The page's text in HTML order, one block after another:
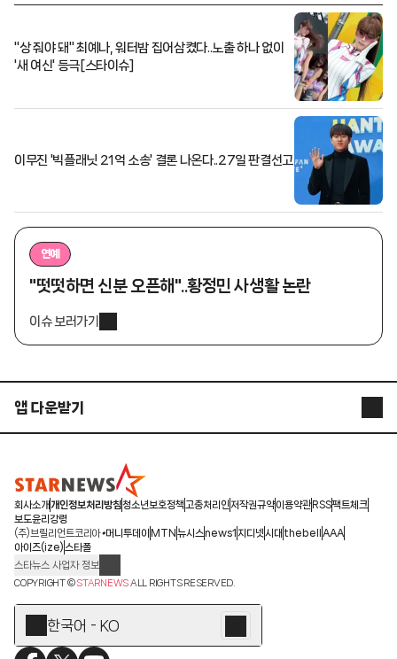
"상 줘야 돼" 최예나, 워터밤 집어삼켰다..노출 하나 없이
'새 여신' 등극[스타이슈]
이무진 '빅플래닛 21억 소송' 결론 나온다..27일 판결선고
연예
"떳떳하면 신분 오픈해"..황정민 사생활 논란
이슈 보러가기
앱 다운받기
STARPOLL
회사소개 개인정보처리방침청소년보호정책 고충처리인저작권규약이용약관 RSS팩트체크
보도윤리강령
(주)브릴리언트코리아 머니투데이 MTN 뉴시스news1 지디넷시대 thebell AAA
아이즈(ize) 스타폴
스타뉴스 사업자 정보
주소: 서울시 종로구 청계천로 11(서린동, 청계한국빌딩)
청소년 보호책임자: 문완식
등록번호:서울 아01055
등록일:2009.12.10
제호:스타뉴스
COPYRIGHT ©STARNEWSALL RIGHTS RESERVED.
한국어 - KO